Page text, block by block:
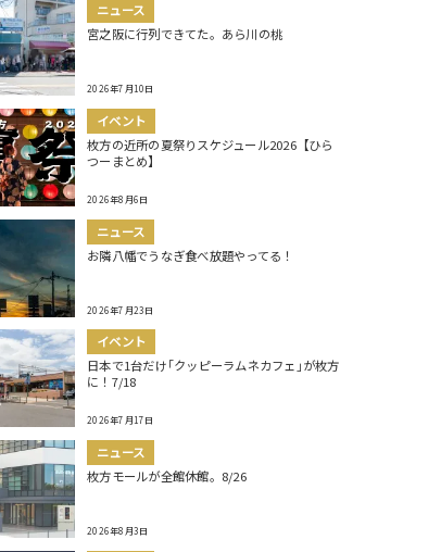
ニュース
宮之阪に行列できてた。あら川の桃
2026年7月10日
イベント
枚方の近所の夏祭りスケジュール2026【ひら
つーまとめ】
2026年8月6日
ニュース
お隣八幡でうなぎ食べ放題やってる！
2026年7月23日
イベント
日本で1台だけ｢クッピーラムネカフェ｣が枚方
に！7/18
2026年7月17日
ニュース
枚方モールが全館休館。8/26
2026年8月3日